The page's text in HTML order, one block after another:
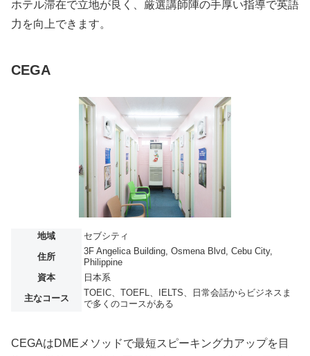
ホテル滞在で立地が良く、厳選講師陣の手厚い指導で英語
力を向上できます。
CEGA
地域
セブシティ
住所
3F Angelica Building, Osmena Blvd, Cebu City,
Philippine
資本
日本系
主なコース
TOEIC、TOEFL、IELTS、日常会話からビジネスま
で多くのコースがある
CEGAはDMEメソッドで最短スピーキング力アップを目